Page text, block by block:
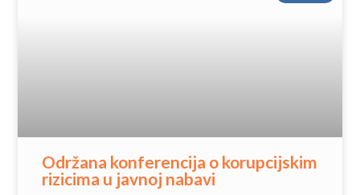
Održana konferencija o korupcijskim
rizicima u javnoj nabavi